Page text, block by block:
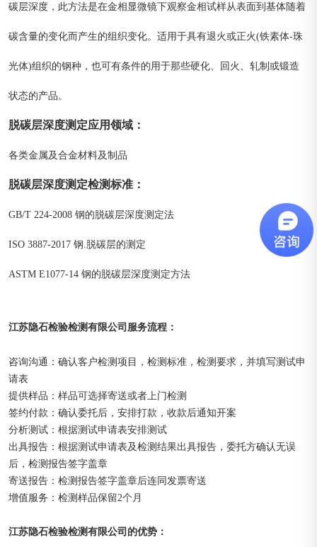
碳层深度，此方法是在金相显微镜下观察金相试样从表面到基体随着
碳含量的变化而产生的组织变化。适用于具有退火或正火(铁素体-珠
光体)组织的钢种，也可有条件的用于那些硬化、回火、轧制或锻造
状态的产品。
脱碳层深度测定应用领域 ：
各类金属及合金材料及制品
脱碳层深度测定检测标准 ：
GB/T 224-2008 钢的脱碳层深度测定法
ISO 3887-2017 钢.脱碳层的测定
ASTM E1077-14 钢的脱碳层深度测定方法
江苏隐石检验检测有限公司 服务流程 ：
咨询沟通：确认客户检测项目，检测标准，检测要求，并填写测试申
请表
提供样品：样品可选择寄送或者上门检测
签约付款：确认委托后，安排打款，收款后通知开案
分析测试：根据测试申请表安排测试
出具报告：根据测试申请表及检测结果出具报告，委托方确认无误
后，检测报告签字盖章
寄送报告：检测报告签字盖章后连同发票寄送
增值服务：检测样品保留2个月
江苏隐石检验检测有限公司的优势：